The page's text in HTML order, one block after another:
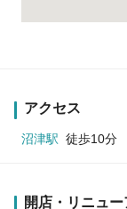
アクセス
沼津駅 徒歩10分
開店・リニュー